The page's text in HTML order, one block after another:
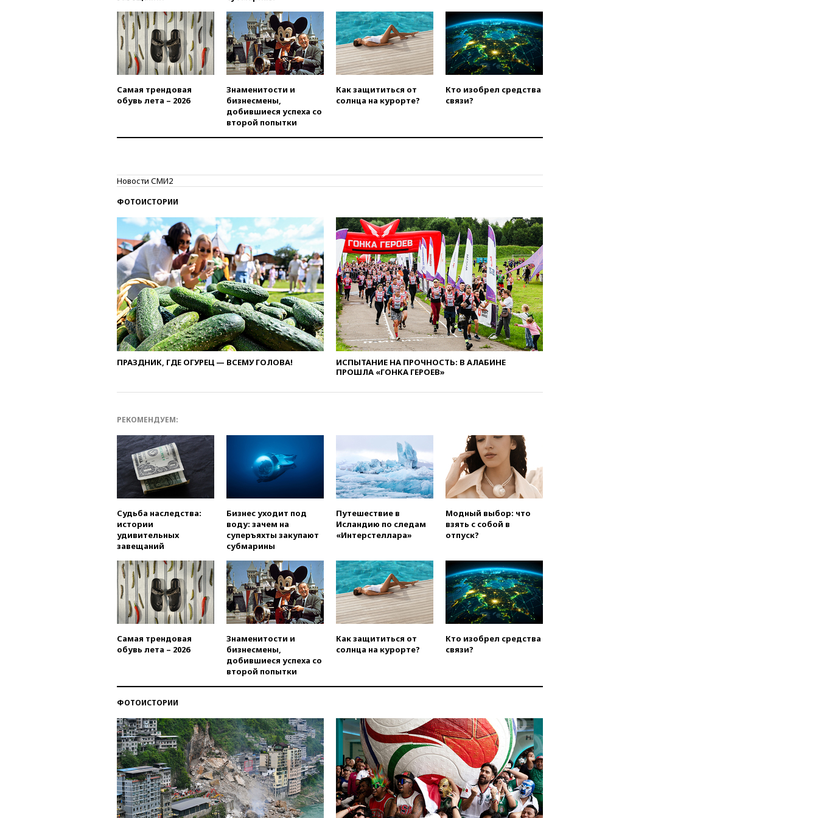
вчера, 22:00Путин поручил
выделить средства на новые
РЛС для Белгородской
области
вчера, 21:56The Atlantic: Маск
отказал Украине в
использовании Starlink для
атак вглубь РФ
уголовное дело
опубликовал 16 новых видео с
НЛО
вчера, 21:00На границе
Украины с Польшей скопилось
свыше 6,5 тысячи грузовиков
вчера, 20:53Швыдкой:
«Интервидение» точно
пройдет в 2026 году
вчера, 20:45ПВО за день
сбила еще 75 украинских
беспилотников над Россией
вчера, 20:35
Белгородской области
финансировании
экстремизма
вчера, 20:20Суд США
постановил остановить
строительство бального зала в
Белом доме
вчера, 20:15Сенат США
одобрил ужесточение
санкций против России и
вчера, 20:00СК возбудил дело
против журналистки Катерины
Гордеевой о фейках о ВС
России
вчера, 19:45 ISU предоставил
фигуристкам Валиевой и
Трусовой
впервые совершил
погибла во Французских
Альпах
вчера, 19:00Открытое
горение на складе в Брянске
ликвидировано
вчера, 18:55Минобороны
отчиталось об ударах по двум
Самая трендовая
обувь лета – 2026
Знаменитости и
бизнесмены,
добившиеся успеха со
второй попытки
Как защититься от
солнца на курорте?
Кто изобрел средства
связи?
Новости СМИ2
ФОТОИСТОРИИ
ПРАЗДНИК, ГДЕ ОГУРЕЦ — ВСЕМУ ГОЛОВА!
ИСПЫТАНИЕ НА ПРОЧНОСТЬ: В АЛАБИНЕ
ПРОШЛА «ГОНКА ГЕРОЕВ»
РЕКОМЕНДУЕМ:
Судьба наследства:
истории
удивительных
завещаний
Бизнес уходит под
воду: зачем на
суперъяхты закупают
субмарины
Путешествие в
Исландию по следам
«Интерстеллара»
Модный выбор: что
взять с собой в
отпуск?
Самая трендовая
обувь лета – 2026
Знаменитости и
бизнесмены,
добившиеся успеха со
второй попытки
Как защититься от
солнца на курорте?
Кто изобрел средства
связи?
ФОТОИСТОРИИ